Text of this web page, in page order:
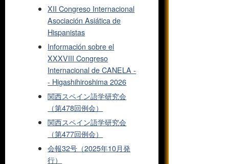
XII Congreso Internacional
Asociación Asiática de
Hispanistas
Información sobre el
XXXVIII Congreso
Internacional de CANELA -
- Higashihiroshima 2026
関西スペイン語学研究会
（第478回例会）
関西スペイン語学研究会
（第477回例会）
会報32号（2025年10月発
行）